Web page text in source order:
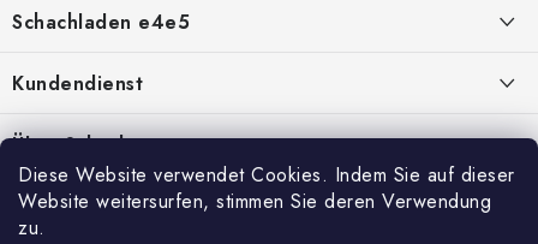
Diese Website verwendet Cookies. Indem Sie auf dieser
Website weitersurfen, stimmen Sie deren Verwendung
zu.
ß
z
e
i
Schachladen e4e5
Kontakt
Schachshop-Partner
Kundendienst
Geschäftsbedingungen
Hilfe bei Reklamationen
Über Schach
Schachmagazine
Facebook